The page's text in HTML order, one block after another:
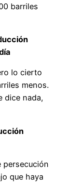
barriles
lo cierto
menos.
dice nada,
persecución
que haya